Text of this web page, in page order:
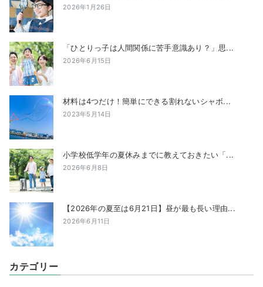
2026年1月26日
「ひとりっ子は人間関係に苦手意識あり？」思...
2026年6月15日
材料は4つだけ！簡単にできる割れないシャボ...
2023年5月14日
小学校低学年の夏休みまでに教えておきたい「...
2026年6月8日
【2026年の夏至は6月21日】昼が最も長い理由...
2026年6月11日
カテゴリー